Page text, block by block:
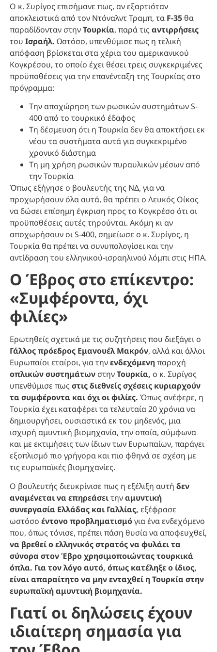
Ο κ. Συρίγος επισήμανε πως, αν εξαρτιόταν
αποκλειστικά από τον Ντόναλντ Τραμπ, τα F-35 θα
παραδίδονταν στηνΤουρκία, παρά τις αντιρρήσεις
του Ισραήλ. Ωστόσο, υπενθύμισε πως η τελική
απόφαση βρίσκεται στα χέρια του αμερικανικού
Κογκρέσου, το οποίο έχει θέσει τρεις συγκεκριμένες
προϋποθέσεις για την επανένταξη της Τουρκίας στο
πρόγραμμα:
Την αποχώρηση των ρωσικών συστημάτων S-
400 από το τουρκικό έδαφος
Τη δέσμευση ότι η Τουρκία δεν θα αποκτήσει εκ
νέου τα συστήματα αυτά για συγκεκριμένο
χρονικό διάστημα
Τη μη χρήση ρωσικών πυραυλικών μέσων από
την Τουρκία
Όπως εξήγησε ο βουλευτής της ΝΔ, για να
προχωρήσουν όλα αυτά, θα πρέπει ο Λευκός Οίκος
να δώσει επίσημη έγκριση προς το Κογκρέσο ότι οι
προϋποθέσεις αυτές τηρούνται. Ακόμη κι αν
αποχωρήσουν οι S-400, σημείωσε ο κ. Συρίγος, η
Τουρκία θα πρέπει να συνυπολογίσει και την
αντίδραση του ελληνικού-ισραηλινού λόμπι στις ΗΠΑ.
Ο Έβρος στο επίκεντρο:
«Συμφέροντα, όχι
φιλίες»
Ερωτηθείς σχετικά με τις συζητήσεις που διεξάγει ο
Γάλλος πρόεδρος Εμανουέλ Μακρόν, αλλά και άλλοι
Ευρωπαίοι εταίροι, για τηνενδεχόμενηπαροχή
οπλικών συστημάτων στηνΤουρκία, ο κ. Συρίγος
υπενθύμισε πως στις διεθνείς σχέσεις κυριαρχούν
τα συμφέροντα και όχι οι φιλίες. Όπως ανέφερε, η
Τουρκία έχει καταφέρει τα τελευταία 20 χρόνια να
δημιουργήσει, ουσιαστικά εκ του μηδενός, μια
ισχυρή αμυντική βιομηχανία, την οποία, σύμφωνα
και με εκτιμήσεις των ίδιων των Ευρωπαίων, παράγει
εξοπλισμό πιο γρήγορα και πιο φθηνά σε σχέση με
τις ευρωπαϊκές βιομηχανίες.
Ο βουλευτής διευκρίνισε πως η εξέλιξη αυτή δεν
αναμένεται να επηρεάσειτηναμυντική
συνεργασία Ελλάδας και Γαλλίας, εξέφρασε
ωστόσο έντονο προβληματισμόγια ένα ενδεχόμενο
που, όπως τόνισε, πρέπει πάση θυσία να αποφευχθεί,
να βρεθεί ο ελληνικός στρατός να φυλάει τα
σύνορα στον Έβρο χρησιμοποιώντας τουρκικά
όπλα. Για τον λόγο αυτό, όπως κατέληξε ο ίδιος,
είναι απαραίτητο να μην ενταχθεί η Τουρκία στην
ευρωπαϊκή αμυντική βιομηχανία.
Γιατί οι δηλώσεις έχουν
ιδιαίτερη σημασία για